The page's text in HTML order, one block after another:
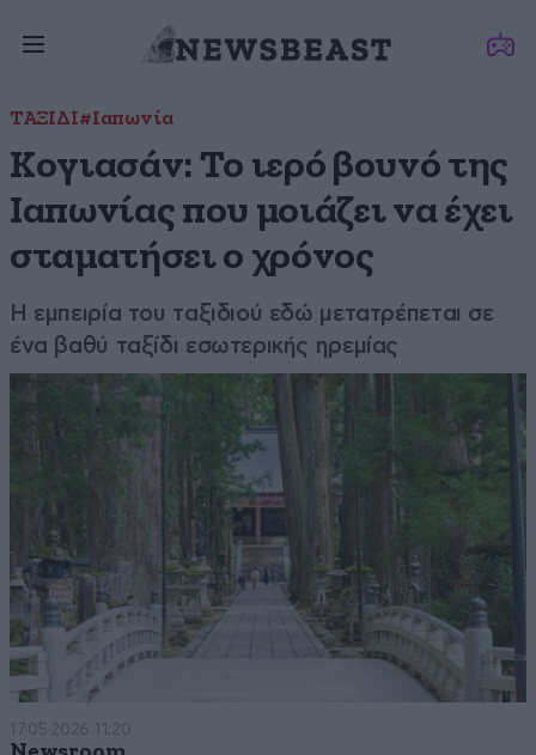
ΤΑΞΙΔΙ#Ιαπωνία
Κογιασάν: Το ιερό βουνό της
Ιαπωνίας που μοιάζει να έχει
σταματήσει ο χρόνος
Η εμπειρία του ταξιδιού εδώ μετατρέπεται σε
ένα βαθύ ταξίδι εσωτερικής ηρεμίας
17·05·2026 11:20